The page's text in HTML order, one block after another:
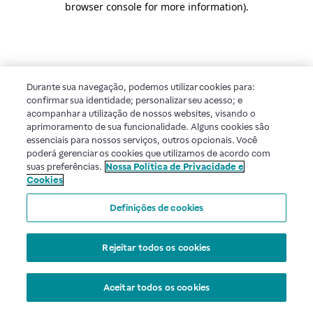
browser console for more information).
Durante sua navegação, podemos utilizar cookies para:
confirmar sua identidade; personalizar seu acesso; e
acompanhar a utilização de nossos websites, visando o
aprimoramento de sua funcionalidade. Alguns cookies são
essenciais para nossos serviços, outros opcionais. Você
poderá gerenciar os cookies que utilizamos de acordo com
suas preferências. Nossa Política de Privacidade e
Cookies
Definições de cookies
Rejeitar todos os cookies
Aceitar todos os cookies